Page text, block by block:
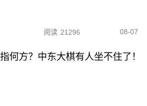
阅读 21296 08-07
何方？中东大棋有人坐不住了！